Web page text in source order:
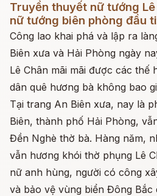
Truyền thuyết nữ tướng
nữ tướng biên phòng đầu
Công lao khai phá và lập ra
Biên xưa và Hải Phòng ngày
Lê Chân mãi mãi được các thế
dân quê hương bà không bao
Tại trang An Biên xưa, nay là
Biên, thành phố Hải Phòng,
Đền Nghè thờ bà. Hàng năm,
vẫn hương khói thờ phụng Lê
nữ anh hùng, người có công
và bảo vệ vùng biển Đông Bắc